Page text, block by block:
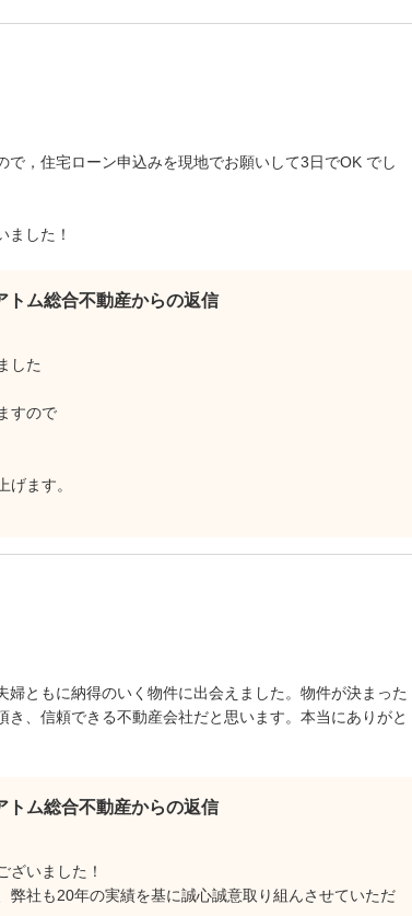
，住宅ローン申込みを現地でお願いして3日でOK でし
ました！
トム総合不動産からの返信
した
すので
げます。
婦ともに納得のいく物件に出会えました。物件が決まった
、信頼できる不動産会社だと思います。本当にありがと
トム総合不動産からの返信
ざいました！
弊社も20年の実績を基に誠心誠意取り組んさせていただ